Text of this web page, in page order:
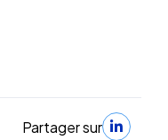
Partager sur